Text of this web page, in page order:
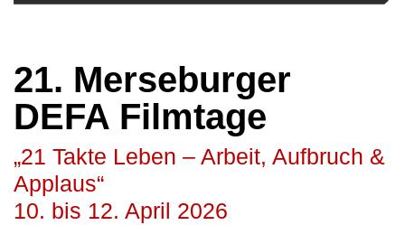
21. Merseburger
DEFA Filmtage
„21 Takte Leben – Arbeit, Aufbruch &
Applaus“
10. bis 12. April 2026